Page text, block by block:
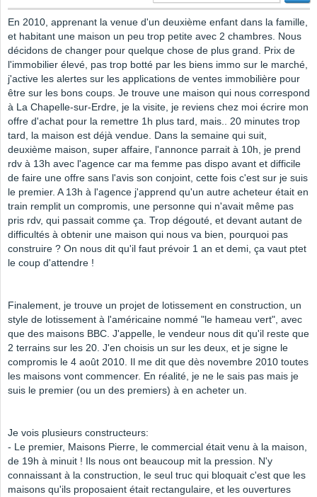
En 2010, apprenant la venue d'un deuxième enfant dans la famille,
et habitant une maison un peu trop petite avec 2 chambres. Nous
décidons de changer pour quelque chose de plus grand. Prix de
l'immobilier élevé, pas trop botté par les biens immo sur le marché,
j'active les alertes sur les applications de ventes immobilière pour
être sur les bons coups. Je trouve une maison qui nous correspond
à La Chapelle-sur-Erdre, je la visite, je reviens chez moi écrire mon
offre d'achat pour la remettre 1h plus tard, mais.. 20 minutes trop
tard, la maison est déjà vendue. Dans la semaine qui suit,
deuxième maison, super affaire, l'annonce parrait à 10h, je prend
rdv à 13h avec l'agence car ma femme pas dispo avant et difficile
de faire une offre sans l'avis son conjoint, cette fois c'est sur je suis
le premier. A 13h à l'agence j'apprend qu'un autre acheteur était en
train remplit un compromis, une personne qui n'avait même pas
pris rdv, qui passait comme ça. Trop dégouté, et devant autant de
difficultés à obtenir une maison qui nous va bien, pourquoi pas
construire ? On nous dit qu'il faut prévoir 1 an et demi, ça vaut ptet
le coup d'attendre !
Finalement, je trouve un projet de lotissement en construction, un
style de lotissement à l'américaine nommé "le hameau vert", avec
que des maisons BBC. J'appelle, le vendeur nous dit qu'il reste que
2 terrains sur les 20. J'en choisis un sur les deux, et je signe le
compromis le 4 août 2010. Il me dit que dès novembre 2010 toutes
les maisons vont commencer. En réalité, je ne le sais pas mais je
suis le premier (ou un des premiers) à en acheter un.
Je vois plusieurs constructeurs:
- Le premier, Maisons Pierre, le commercial était venu à la maison,
de 19h à minuit ! Ils nous ont beaucoup mit la pression. N'y
connaissant à la construction, le seul truc qui bloquait c'est que les
maisons qu'ils proposaient était rectangulaire, et les ouvertures